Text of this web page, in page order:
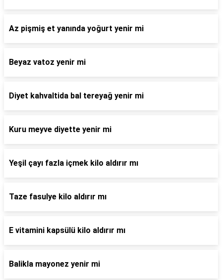
Az pişmiş et yanında yoğurt yenir mi
Beyaz vatoz yenir mi
Diyet kahvaltida bal tereyağ yenir mi
Kuru meyve diyette yenir mi
Yeşil çayı fazla içmek kilo aldırır mı
Taze fasulye kilo aldırır mı
E vitamini kapsülü kilo aldırır mı
Balikla mayonez yenir mi